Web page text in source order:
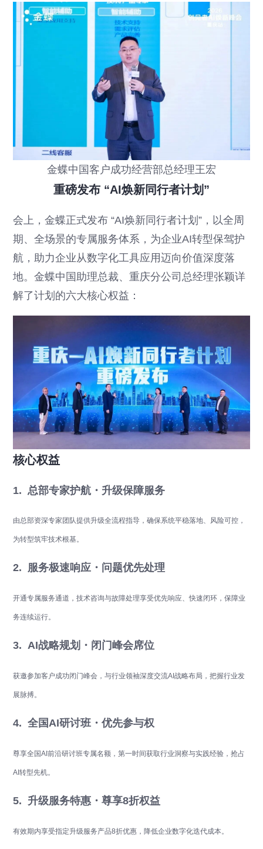
金蝶中国客户成功经营部总经理王宏
重磅发布 “AI焕新同行者计划”
会上，金蝶正式发布 “AI焕新同行者计划”，以全周
期、全场景的专属服务体系，为企业AI转型保驾护
航，助力企业从数字化工具应用迈向价值深度落
地。金蝶中国助理总裁、重庆分公司总经理张颖详
解了计划的六大核心权益：
核心权益
1. 总部专家护航・升级保障服务
由总部资深专家团队提供升级全流程指导，确保系统平稳落地、风险可控，
为转型筑牢技术根基。
2. 服务极速响应・问题优先处理
开通专属服务通道，技术咨询与故障处理享受优先响应、快速闭环，保障业
务连续运行。
3. AI战略规划・闭门峰会席位
获邀参加客户成功闭门峰会，与行业领袖深度交流AI战略布局，把握行业发
展脉搏。
4. 全国AI研讨班・优先参与权
尊享全国AI前沿研讨班专属名额，第一时间获取行业洞察与实践经验，抢占
AI转型先机。
5. 升级服务特惠・尊享8折权益
有效期内享受指定升级服务产品8折优惠，降低企业数字化迭代成本。